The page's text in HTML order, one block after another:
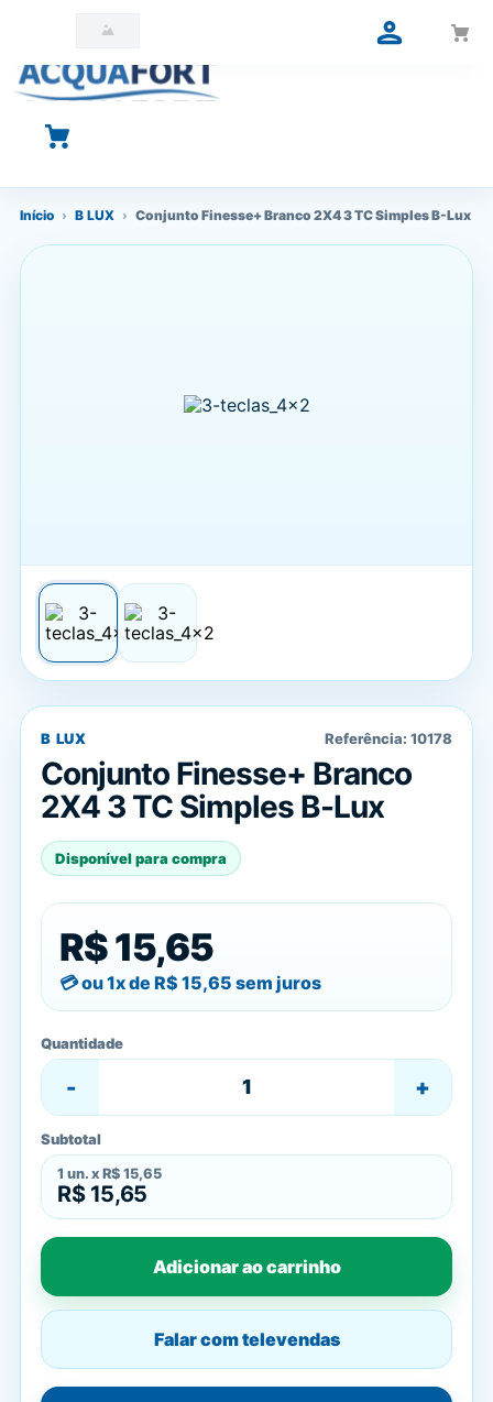
O que você está procurando?
Início › B LUX › Conjunto Finesse+ Branco 2X4 3 TC Simples B-Lux
B LUX Referência: 10178
Conjunto Finesse+ Branco
2X4 3 TC Simples B-Lux
Disponível para compra
R$ 15,65
ou 1x de R$ 15,65 sem juros
Quantidade
- +
Subtotal
1 un. x R$ 15,65
R$ 15,65
Adicionar ao carrinho
Falar com televendas